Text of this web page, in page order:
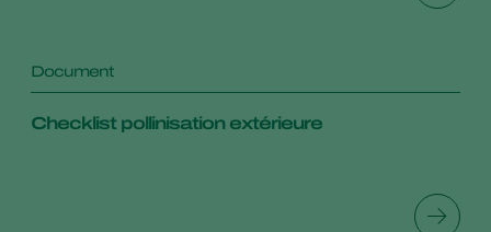
Document
Checklist pollinisation extérieure